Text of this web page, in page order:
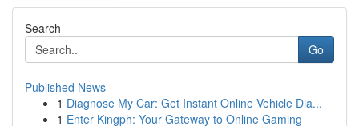
Search
Go
Published News
1 Diagnose My Car: Get Instant Online Vehicle Dia...
1 Enter Kingph: Your Gateway to Online Gaming